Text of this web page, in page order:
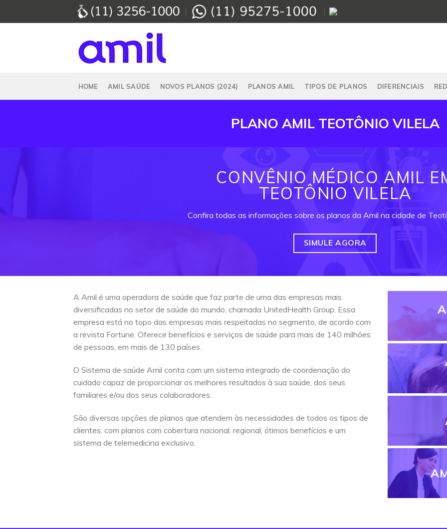
HOME AMIL SAÚDE NOVOS PLANOS (2024) PLANOS AMIL TIPOS DE PLANOS DIFERENCIAIS
PLANO AMIL TEOTÔNIO VILELA
CONVÊNIO MÉDICO AMIL
TEOTÔNIO VILELA
Confira todas as informações sobre os planos da Amil na cidade de
SIMULE AGORA
A Amil é uma operadora de saúde que faz parte de uma das empresas mais
diversificadas no setor de saúde do mundo, chamada UnitedHealth Group. Essa
empresa está no topo das empresas mais respeitadas no segmento, de acordo com
a revista Fortune. Oferece benefícios e serviços de saúde para mais de 140 milhões
de pessoas, em mais de 130 países.
O Sistema de saúde Amil conta com um sistema integrado de coordenação do
cuidado capaz de proporcionar os melhores resultados à sua saúde, dos seus
familiares e/ou dos seus colaboradores.
São diversas opções de planos que atendem às necessidades de todos os tipos de
clientes, com planos com cobertura nacional, regional, ótimos benefícios e um
sistema de telemedicina exclusivo.